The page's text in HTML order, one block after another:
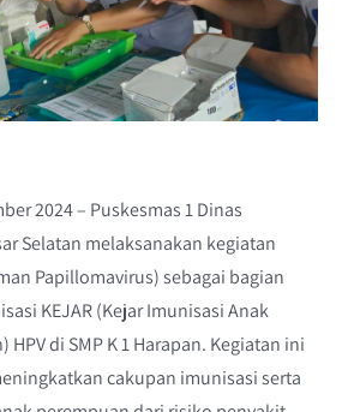
2024 – Puskesmas 1 Dinas
Selatan melaksanakan kegiatan
Papillomavirus) sebagai bagian
KEJAR (Kejar Imunisasi Anak
HPV di SMP K 1 Harapan. Kegiatan ini
cakupan imunisasi serta